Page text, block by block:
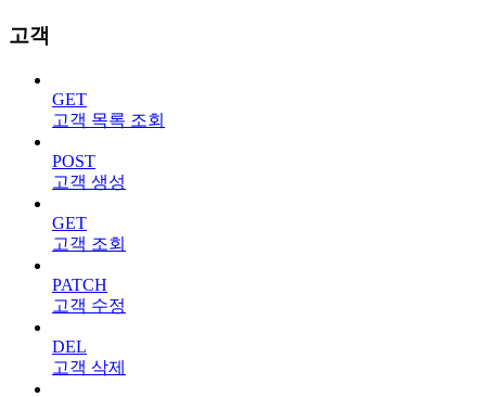
고객
GET
고객 목록 조회
POST
고객 생성
GET
고객 조회
PATCH
고객 수정
DEL
고객 삭제